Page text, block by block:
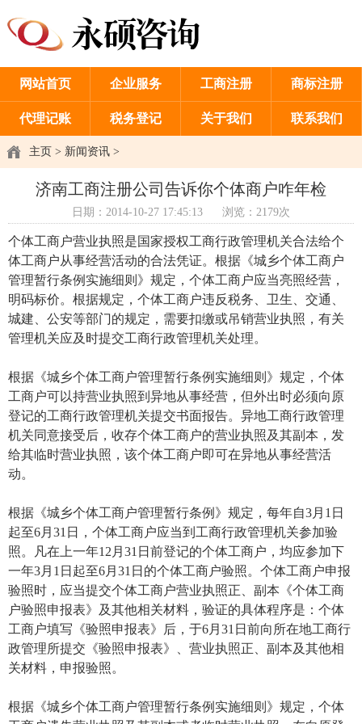
网站首页 企业服务 工商注册 商标注册
代理记账 税务登记 关于我们 联系我们
主页 > 新闻资讯 >
济南工商注册公司告诉你个体商户咋年检
日期：2014-10-27 17:45:13 浏览：2179次
个体工商户营业执照是国家授权工商行政管理机关合法给个
体工商户从事经营活动的合法凭证。根据《城乡个体工商户
管理暂行条例实施细则》规定，个体工商户应当亮照经营，
明码标价。根据规定，个体工商户违反税务、卫生、交通、
城建、公安等部门的规定，需要扣缴或吊销营业执照，有关
管理机关应及时提交工商行政管理机关处理。
根据《城乡个体工商户管理暂行条例实施细则》规定，个体
工商户可以持营业执照到异地从事经营，但外出时必须向原
登记的工商行政管理机关提交书面报告。异地工商行政管理
机关同意接受后，收存个体工商户的营业执照及其副本，发
给其临时营业执照，该个体工商户即可在异地从事经营活
动。
根据《城乡个体工商户管理暂行条例》规定，每年自3月1日
起至6月31日，个体工商户应当到工商行政管理机关参加验
照。凡在上一年12月31日前登记的个体工商户，均应参加下
一年3月1日起至6月31日的个体工商户验照。个体工商户申报
验照时，应当提交个体工商户营业执照正、副本《个体工商
户验照申报表》及其他相关材料，验证的具体程序是：个体
工商户填写《验照申报表》后，于6月31日前向所在地工商行
政管理所提交《验照申报表》、营业执照正、副本及其他相
关材料，申报验照。
根据《城乡个体工商户管理暂行条例实施细则》规定，个体